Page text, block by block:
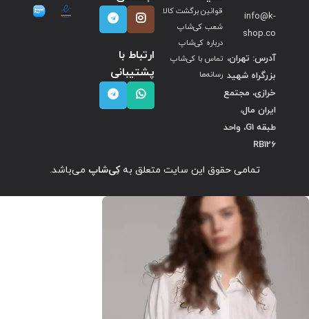
info@k-
shop.co
آدرس: تهران،
بزرگراه شهید
خرازی، مجتمع
ایران مال،
طبقه G1، واحد
RB126
قوانین برگشت کالا
شعب کی‌شاپ
درباره کی‌شاپ
تماس با کی‌شاپ
رسانه‌ها
ارتباط با
پشتیبانی
تمامی حقوق این سایت متعلق بهکِی‌شاپ می‌باشد.